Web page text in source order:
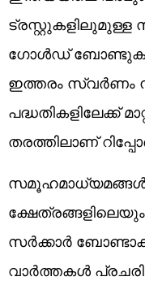
ട്രസ്റ്റുകളിലുമുള്ള
ഗോള്‍ഡ് ബോണ്ടുകള്‍
ഇത്തരം സ്വര്‍ണം
പദ്ധതികളിലേക്ക്
തരത്തിലാണ്
സമൂഹമാധ്യമങ്ങള്‍
സര്‍ക്കാര്‍
വാര്‍ത്തകള്‍